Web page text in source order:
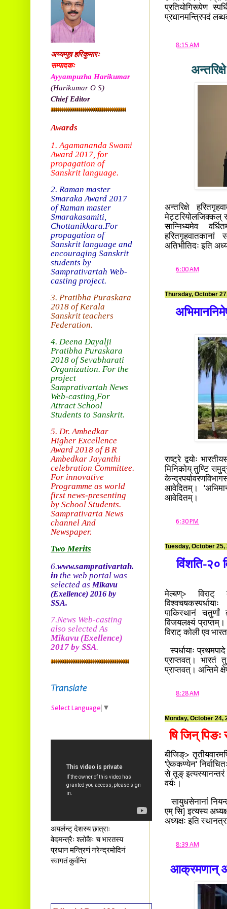
प्रतियोगिरूपेण
प्रधानमन्त्रिपदं
8:15 AM
अन्तरिक्षे
मेट्टरियोलजिक्कल्
सान्निध्यमेव
हरितगृहवातकानां
अतिभीतिदः इति
6:00 AM
Thursday, October
राष्ट्रे द्वयोः
मिनिकोय् तुण्टि
आवेदितम्।
आवेदितम्।
6:30 PM
Tuesday, October 25,
विंशति-२०
मेल्बण्> विराट्
पाकिस्थानं
विजयलक्ष्यं
विराट् कोली एव
स्पर्धायाः
प्राप्तवत्। भारतं
प्राप्तवत्। अन्तिमे
8:28 AM
Monday, October 24,
षि जिन्
बीजिङ्>
'ऐककण्येन'
से तूङ् इत्यस्यानन्तरं
वर्यः।
सायुधसेनानांं
एम् सि] इत्यस्य
अध्यक्षः इति
8:39 AM
आक्रमणान्
अय्यम्पुष़ हरिकुमारः
सम्पादकः
Ayyampuzha Harikumar
(Harikumar O S)
Chief Editor
Awards
1. Agamananda Swami
Award 2017, for
propagation of
Sanskrit language.
2. Raman master
Smaraka Award 2017
of Raman master
Smarakasamiti,
Chottanikkara.For
propagation of
Sanskrit language and
encouraging Sanskrit
students by
Samprativartah Web-
casting project.
3. Pratibha Puraskara
2018 ofKerala
Sanskrit teachers
Federation.
4. Deena Dayalji
Pratibha Puraskara
2018 of Sevabharati
Organization. For the
project
Samprativartah News
Web-casting,For
Attract School
Students to Sanskrit.
5. Dr. Ambedkar
Higher Excellence
Award 2018 of B R
Ambedkar Jayanthi
celebration Committee.
For innovative
Programme as world
first news-presenting
by School Students.
Samprativarta News
channel And
Newspaper.
Two Merits
6.www.samprativartah.
in the web portal was
selected asMikavu
(Exellence)2016 by
SSA.
7.News Web-casting
also selected As
Mikavu (Exellence)
2017 by SSA.
Translate
Select Language ▼
अयर्लन्ट् देशस्य छात्राः
वेदमन्त्रैः श्लोकैः च भारतस्य
प्रधान मन्त्रिणं नरेन्द्रमोदिनं
स्वागतं कुर्वन्ति